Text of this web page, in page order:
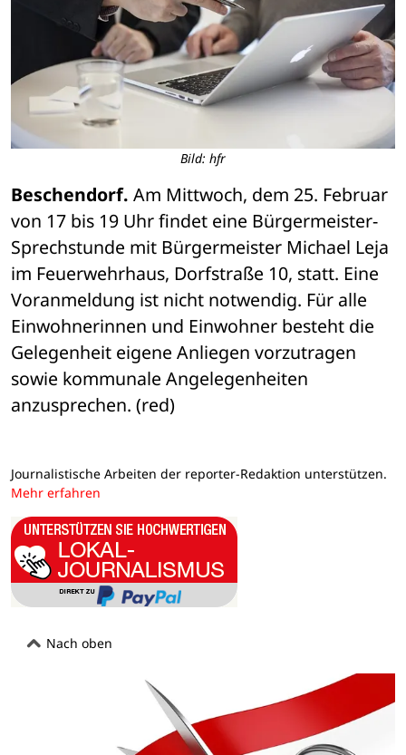
Bild: hfr
Beschendorf. Am Mittwoch, dem 25. Februar
von 17 bis 19 Uhr findet eine Bürgermeister-
Sprechstunde mit Bürgermeister Michael Leja
im Feuerwehrhaus, Dorfstraße 10, statt. Eine
Voranmeldung ist nicht notwendig. Für alle
Einwohnerinnen und Einwohner besteht die
Gelegenheit eigene Anliegen vorzutragen
sowie kommunale Angelegenheiten
anzusprechen. (red)
Journalistische Arbeiten der reporter-Redaktion unterstützen.
Mehr erfahren
Nach oben